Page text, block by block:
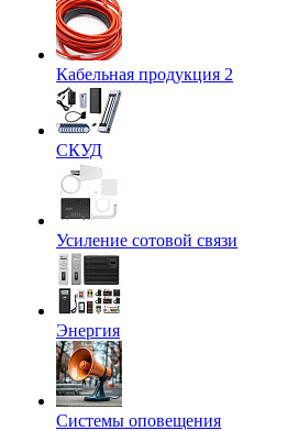
Кабельная продукция 2
СКУД
Усиление сотовой связи
Энергия
Системы оповещения